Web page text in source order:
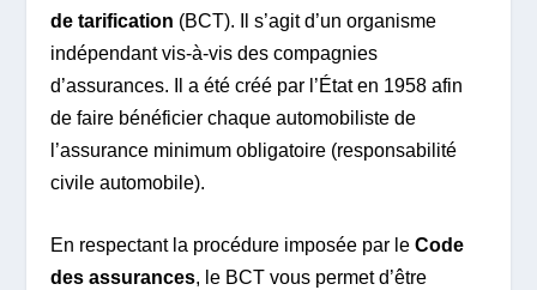
de tarification (BCT). Il s’agit d’un organisme
indépendant vis-à-vis des compagnies
d’assurances. Il a été créé par l’État en 1958 afin
de faire bénéficier chaque automobiliste de
l’assurance minimum obligatoire (responsabilité
civile automobile).
En respectant la procédure imposée par leCode
des assurances, le BCT vous permet d’être